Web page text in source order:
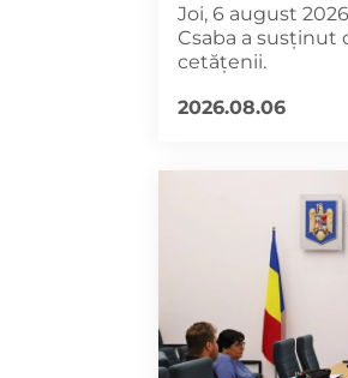
Joi, 6 august
Csaba a susținut
cetățenii.
2026.08.06